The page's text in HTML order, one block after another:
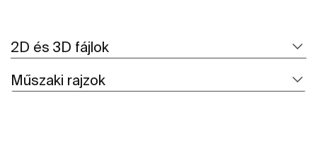
2D és 3D fájlok
Műszaki rajzok